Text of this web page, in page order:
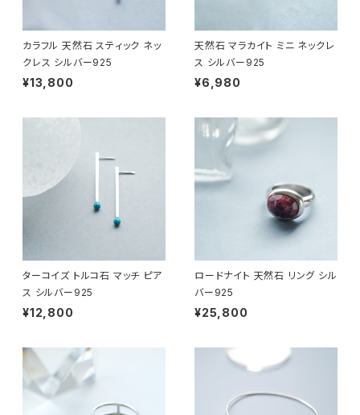
カラフル 天然石 スティック ネッ
クレス シルバー925
¥13,800
天然石 マラカイト ミニ ネックレ
ス シルバー925
¥6,980
ターコイズ トルコ石 マッチ ピア
ス シルバー925
¥12,800
ロードナイト 天然石 リング シル
バー925
¥25,800